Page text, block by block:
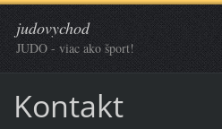
judovychod
JUDO - viac ako šport!
Kontakt